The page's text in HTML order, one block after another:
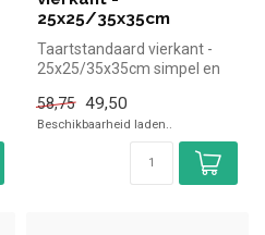
25x25/35x35cm
Taartstandaard vierkant -
25x25/35x35cm simpel en
...
58,75 49,50
Beschikbaarheid laden..